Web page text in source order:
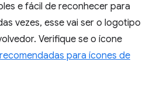
e fácil de reconhecer para
vezes, esse vai ser o logotipo
Verifique se o ícone
para ícones de